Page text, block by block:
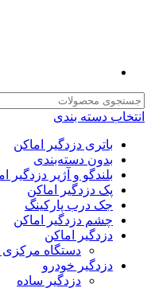
انتخاب دسته بندی
باتری دزدگیر اماکن
بدون دسته‌بندی
بلندگو و آژیر دزدگیر
پک دزدگیر اماکن
جک درب پارکینگ
چشم دزدگیر اماکن
دزدگیر اماکن
دستگاه مرکزی
دزدگیر خودرو
دزدگیر ساده